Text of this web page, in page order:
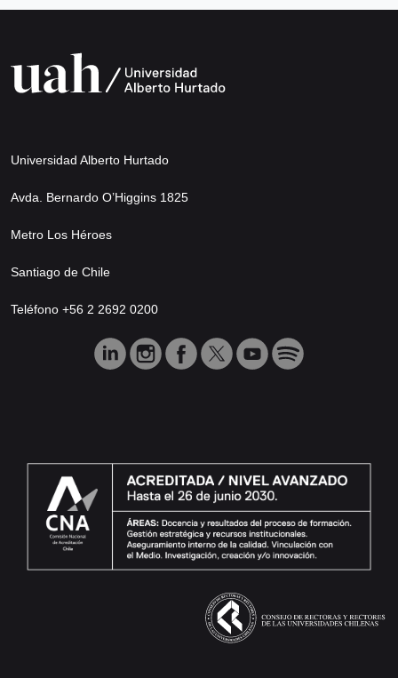
Universidad Alberto Hurtado
Avda. Bernardo O’Higgins 1825
Metro Los Héroes
Santiago de Chile
Teléfono +56 2 2692 0200